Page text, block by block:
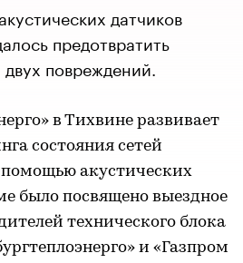
датчиков
предотвратить
повреждений.
в Тихвине развивает
состояния сетей
акустических
было посвящено выездное
технического блока
и «Газпром